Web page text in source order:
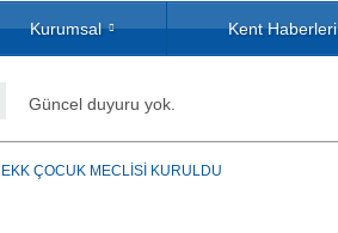
Kurumsal Kent Haberleri
Güncel duyuru yok.
EKK ÇOCUK MECLİSİ KURULDU